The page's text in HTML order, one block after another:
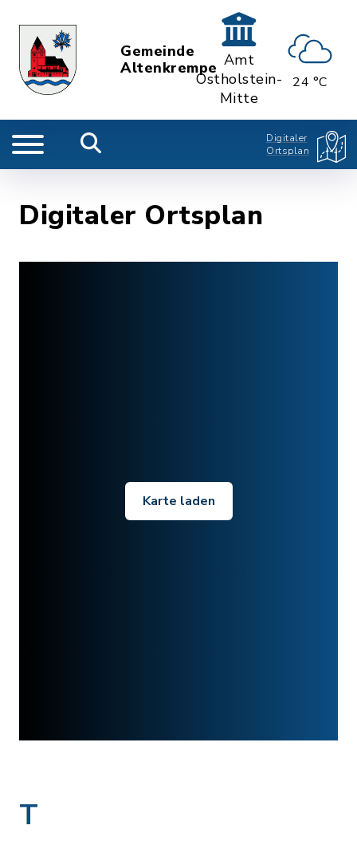
Gemeinde
Altenkrempe Amt
Ostholstein-
Mitte
24 °C
Digitaler
Ortsplan
Digitaler Ortsplan
Karte laden
T